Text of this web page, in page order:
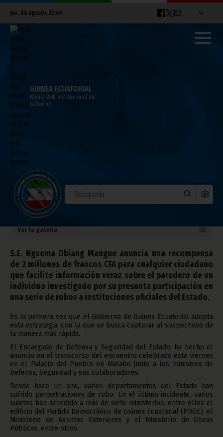
jue. 06 agosto, 22:40
GUINEA ECUATORIAL
Página Web Institucional del
Gobierno
El Gobierno ofrece 2 millones FCFA por el
autor de robos a ministerios
mayo 15, 2026
Vicepresidencia
Ver la galería
S.E. Nguema Obiang Mangue anuncia una recompensa
de 2 millones de francos CFA para cualquier ciudadano
que facilite información veraz sobre el paradero de un
individuo investigado por su presunta participación en
una serie de robos a instituciones oficiales del Estado.
Es la primera vez que el Gobierno de Guinea Ecuatorial adopta
esta estrategia, con la que se busca capturar al sospechoso de
la manera más rápida.
El Encargado de Defensa y Seguridad del Estado, ha hecho el
anuncio en el transcurso del encuentro celebrado este viernes
en el Palacio del Pueblo en Malabo junto a los ministros de
Defensa, Seguridad y sus colaboradores.
Desde hace un año, varios departamentos del Estado han
sufrido perpetraciones de robo. En el último incidente, varios
sujetos han accedido a más de siete ministerios, entre ellos el
edificio del Partido Democrático de Guinea Ecuatorial (PDGE), el
Ministerio de Asuntos Exteriores y el Ministerio de Obras
Públicas, entre otros.